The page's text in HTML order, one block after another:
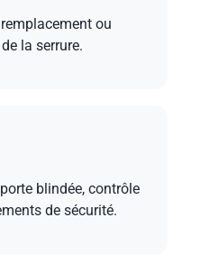
ou
la serrure.
blindée, contrôle
de sécurité.